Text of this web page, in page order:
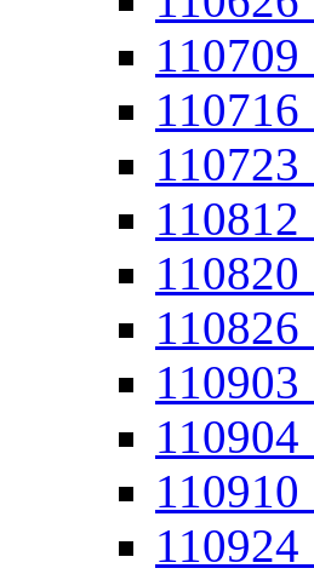
110723
110812
110820
110903
110910
110924